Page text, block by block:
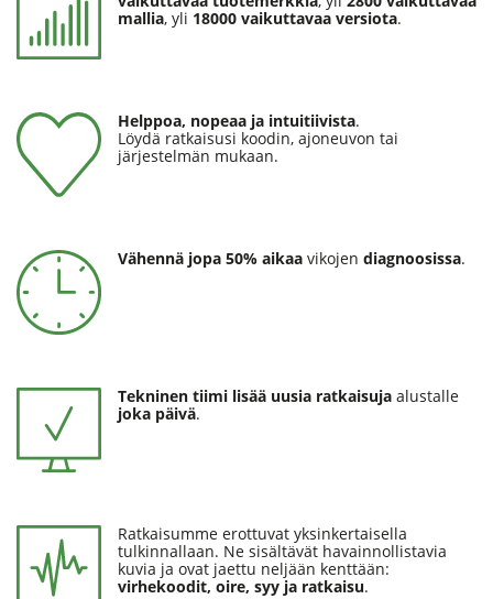
mallia, yli 18000 vaikuttavaa versiota.
Helppoa, nopeaa ja intuitiivista.
Löydä ratkaisusi koodin, ajoneuvon tai
järjestelmän mukaan.
Vähennä jopa 50% aikaa vikojen diagnoosissa.
Tekninen tiimi lisää uusia ratkaisuja alustalle
joka päivä.
Ratkaisumme erottuvat yksinkertaisella
tulkinnallaan. Ne sisältävät havainnollistavia
kuvia ja ovat jaettu neljään kenttään:
virhekoodit, oire, syy ja ratkaisu.